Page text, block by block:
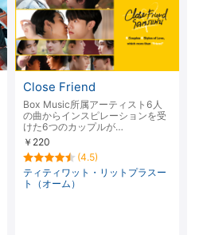
チケット
楽天チケット
エンタメニュース
推し楽
Close Friend
Box Music所属アーティスト6人
の曲からインスピレーションを受
けた6つのカップルが…
￥220
(4.5)
ティティワット・リットプラスー
ト（オーム）